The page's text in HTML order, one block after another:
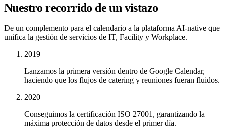
Nuestro recorrido de un vistazo
De un complemento para el calendario a la plataforma AI-native que
unifica la gestión de servicios de IT, Facility y Workplace.
2019
Lanzamos la primera versión dentro de Google Calendar,
haciendo que los flujos de catering y reuniones fueran fluidos.
2020
Conseguimos la certificación ISO 27001, garantizando la
máxima protección de datos desde el primer día.